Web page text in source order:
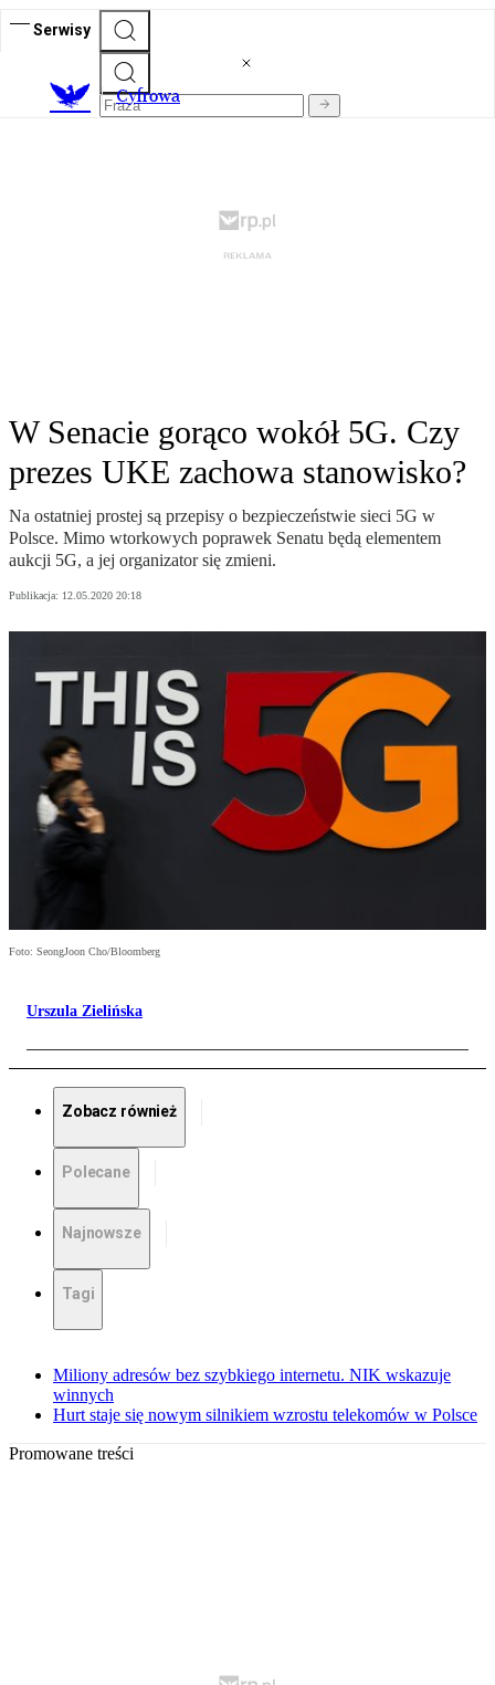
Serwisy
Cyfrowa
W Senacie gorąco wokół 5G. Czy
prezes UKE zachowa stanowisko?
Na ostatniej prostej są przepisy o bezpieczeństwie sieci 5G w
Polsce. Mimo wtorkowych poprawek Senatu będą elementem
aukcji 5G, a jej organizator się zmieni.
Publikacja: 12.05.2020 20:18
Foto: SeongJoon Cho/Bloomberg
Urszula Zielińska
Zobacz również
Polecane
Najnowsze
Tagi
Miliony adresów bez szybkiego internetu. NIK wskazuje
winnych
Hurt staje się nowym silnikiem wzrostu telekomów w Polsce
Promowane treści